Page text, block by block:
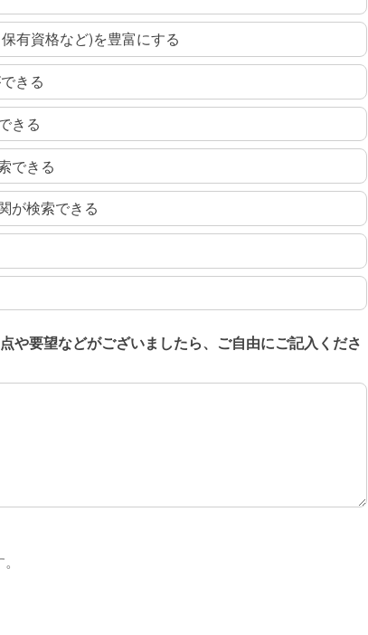
有資格など)を豊富にする
きる
きる
できる
が検索できる
や要望などがございましたら、ご自由にご記入くださ
や要望などがございましたら、ご自由にご記入ください